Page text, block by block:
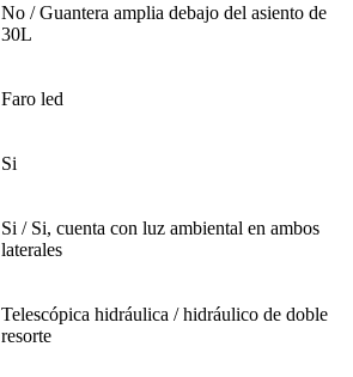
No / Guantera amplia debajo del asiento de
30L
Faro led
Si
Si / Si, cuenta con luz ambiental en ambos
laterales
Telescópica hidráulica / hidráulico de doble
resorte